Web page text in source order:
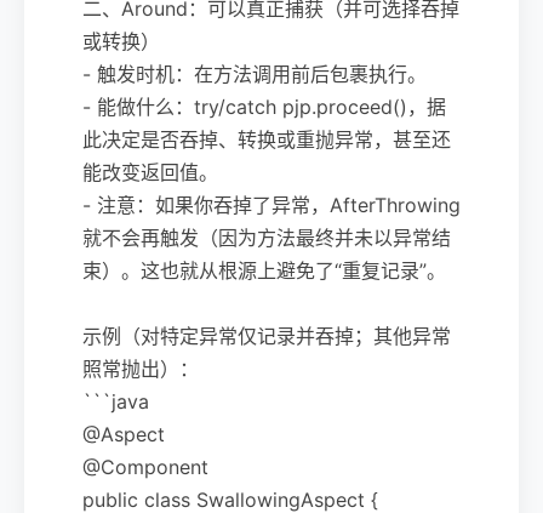
二、Around：可以真正捕获（并可选择吞掉
或转换）
- 触发时机：在方法调用前后包裹执行。
- 能做什么：try/catch pjp.proceed()，据
此决定是否吞掉、转换或重抛异常，甚至还
能改变返回值。
- 注意：如果你吞掉了异常，AfterThrowing
就不会再触发（因为方法最终并未以异常结
束）。这也就从根源上避免了“重复记录”。
示例（对特定异常仅记录并吞掉；其他异常
照常抛出）：
```java
@Aspect
@Component
public class SwallowingAspect {